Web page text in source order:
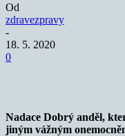
Od
zdravezpravy
-
18. 5. 2020
0
Nadace Dobrý anděl,
jiným vážným